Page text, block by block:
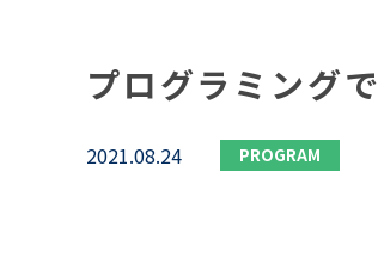
プログラミング
2021.08.24 PROGRAM